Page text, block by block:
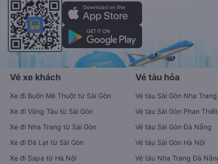
Vé xe khách
Xe đi Buôn Mê Thuột từ Sài Gòn
Xe đi Vũng Tàu từ Sài Gòn
Xe đi Nha Trang từ Sài Gòn
Xe đi Đà Lạt từ Sài Gòn
Xe đi Sapa từ Hà Nội
Vé tàu hỏa
Vé tàu Sài Gòn Nha Trang
Vé tàu Sài Gòn Phan Thiết
Vé tàu Sài Gòn Đà Nẵng
Vé tàu Sài Gòn Hà Nội
Vé tàu Nha Trang Đà